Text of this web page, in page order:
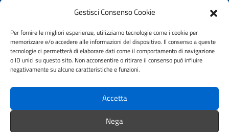
Gestisci Consenso Cookie
Per fornire le migliori esperienze, utilizziamo tecnologie come i cookie per
memorizzare e/o accedere alle informazioni del dispositivo. Il consenso a queste
tecnologie ci permetterà di elaborare dati come il comportamento di navigazione
o ID unici su questo sito. Non acconsentire o ritirare il consenso può influire
negativamente su alcune caratteristiche e funzioni.
Accetta
Nega
Dichiarazione di accessibilità
Obiettivi di accessibilità
Note legali
Feedback Accessibilità
SEGUICI SU